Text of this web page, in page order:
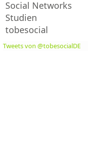
Social Networks
Studien
tobesocial
Tweets von @tobesocialDE